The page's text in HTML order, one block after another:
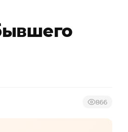
866